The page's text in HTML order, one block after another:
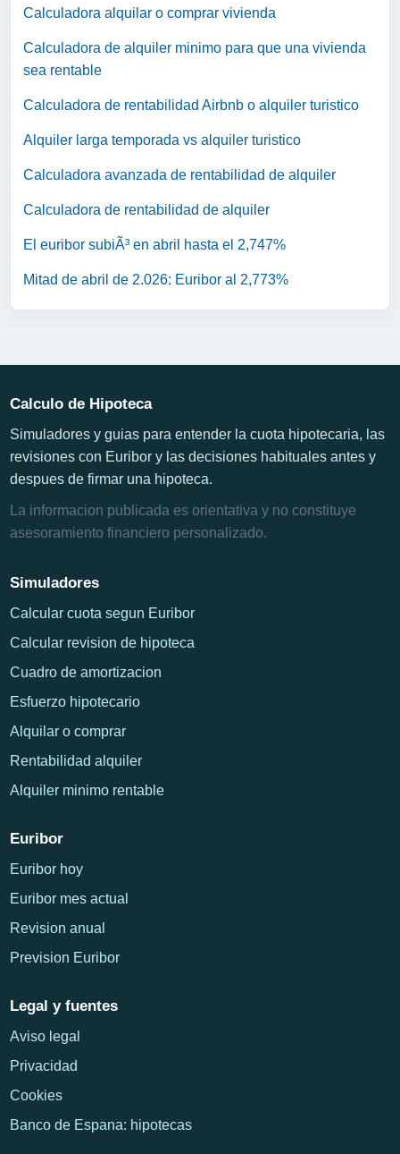
Calculadora alquilar o comprar vivienda
Calculadora de alquiler minimo para que una vivienda
sea rentable
Calculadora de rentabilidad Airbnb o alquiler turistico
Alquiler larga temporada vs alquiler turistico
Calculadora avanzada de rentabilidad de alquiler
Calculadora de rentabilidad de alquiler
El euribor subiÃ³ en abril hasta el 2,747%
Mitad de abril de 2.026: Euribor al 2,773%
Calculo de Hipoteca
Simuladores y guias para entender la cuota hipotecaria, las
revisiones con Euribor y las decisiones habituales antes y
despues de firmar una hipoteca.
La informacion publicada es orientativa y no constituye
asesoramiento financiero personalizado.
Simuladores
Calcular cuota segun Euribor
Calcular revision de hipoteca
Cuadro de amortizacion
Esfuerzo hipotecario
Alquilar o comprar
Rentabilidad alquiler
Alquiler minimo rentable
Euribor
Euribor hoy
Euribor mes actual
Revision anual
Prevision Euribor
Legal y fuentes
Aviso legal
Privacidad
Cookies
Banco de Espana: hipotecas